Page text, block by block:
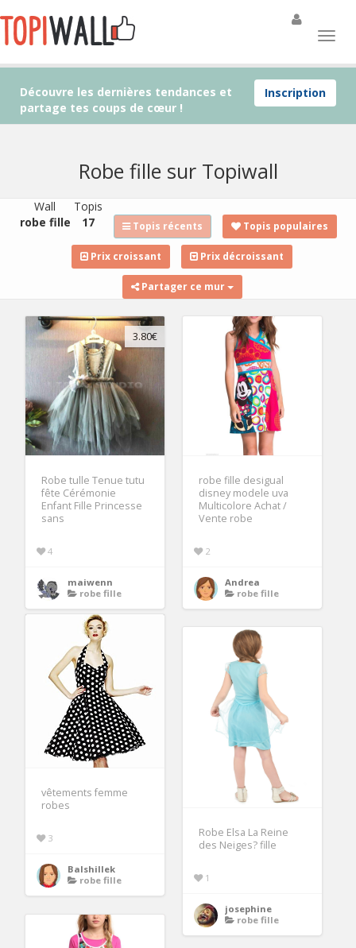
Inscription
Découvre les dernières tendances et
partage tes coups de cœur !
Robe fille sur Topiwall
Wall
robe fille
Topis
17
Topis récents Topis populaires
Prix croissant Prix décroissant
Partager ce mur
3.80€
Robe tulle Tenue tutu
fête Cérémonie
Enfant Fille Princesse
sans
4
maiwenn
robe fille
robe fille desigual
disney modele uva
Multicolore Achat /
Vente robe
2
Andrea
robe fille
vêtements femme
robes
3
Balshillek
robe fille
Robe Elsa La Reine
des Neiges? fille
1
josephine
robe fille